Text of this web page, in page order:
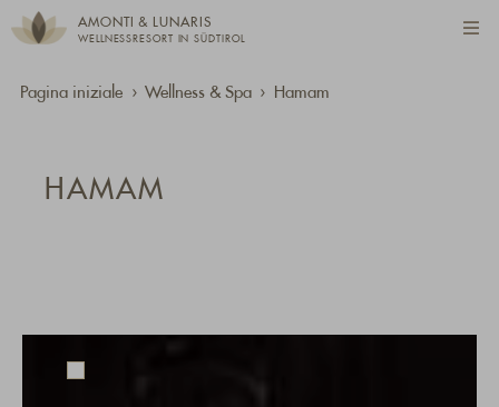
AMONTI & LUNARIS
WELLNESSRESORT IN SÜDTIROL
Pagina iniziale Wellness & Spa Hamam
HAMAM